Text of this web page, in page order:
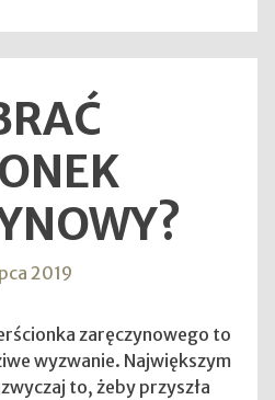
2019
zaręczynowego to
wyzwanie. Największym
to, żeby przyszła